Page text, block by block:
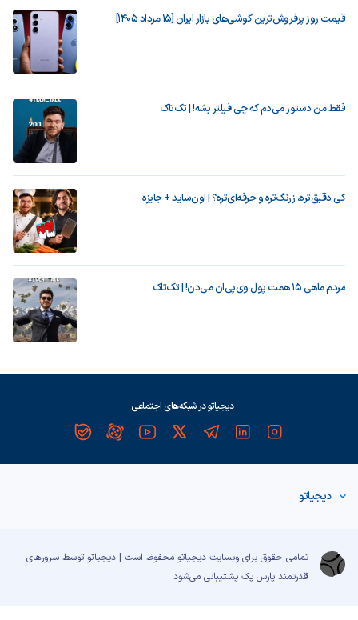
قیمت روز پرفروش‌ترین گوشی‌های بازار ایران [15 مرداد 1405]
فقط من دستور می‌دم که چی فیلتر بشه! | تک‌تاک
کی دقیق‌تره، زرنگ‌تره و حرفه‌ای‌تره؟ | اون‌ساید + جایزه
مردم ماهی ۱۵ همت پول وی‌پی‌ان می‌دن! | تک‌تاک
دیجیاتو در شبکه‌های اجتماعی
دیجیاتو
تمامی حقوق برای وبسایت دیجیاتو محفوظ است | دیجیاتو توسط سرورهای
قدرتمند پارس پک پشتیبانی می‌شود